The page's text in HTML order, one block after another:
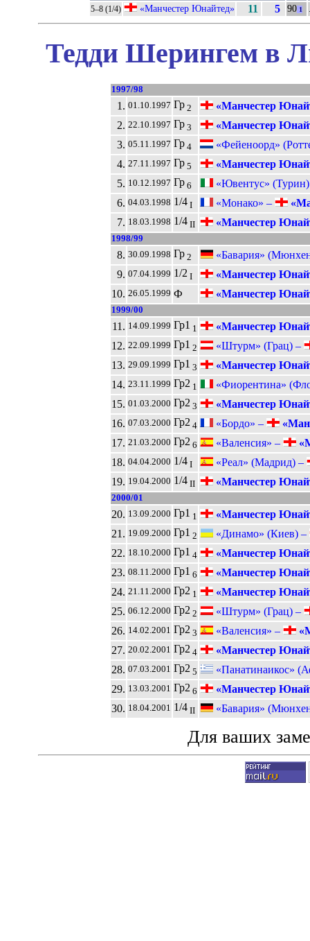
5–8 (1/4) «Манчестер Юнайтед» 11 5 90 1
Тедди Шерингем в
1997/98
1. 01.10.1997 Гр 2
«Манчестер
2. 22.10.1997 Гр 3
«Манчестер
3. 05.11.1997 Гр 4
«Фейеноорд»
4. 27.11.1997 Гр 5
«Манчестер
5. 10.12.1997 Гр 6
«Ювентус»
6. 04.03.1998 1/4 I «Монако» –
7. 18.03.1998 1/4 II «Манчестер
1998/99
8. 30.09.1998 Гр 2
«Бавария»
9. 07.04.1999 1/2 I
«Манчестер
10. 26.05.1999 Ф «Манчестер
1999/00
11. 14.09.1999 Гр1 1
«Манчестер
12. 22.09.1999 Гр1 2
«Штурм» (Грац) –
13. 29.09.1999 Гр1 3
«Манчестер
14. 23.11.1999 Гр2 1
«Фиорентина»
15. 01.03.2000 Гр2 3
«Манчестер
16. 07.03.2000 Гр2 4 «Бордо» –
17. 21.03.2000 Гр2 6 «Валенсия» –
18. 04.04.2000 1/4 I
«Реал» (Мадрид) –
19. 19.04.2000 1/4 II «Манчестер
2000/01
20. 13.09.2000 Гр1 1
«Манчестер
21. 19.09.2000 Гр1 2
«Динамо» (Киев) –
22. 18.10.2000 Гр1 4
«Манчестер
23. 08.11.2000 Гр1 6
«Манчестер
24. 21.11.2000 Гр2 1
«Манчестер
25. 06.12.2000 Гр2 2
«Штурм» (Грац) –
26. 14.02.2001 Гр2 3 «Валенсия» –
27. 20.02.2001 Гр2 4
«Манчестер
28. 07.03.2001 Гр2 5
«Панатинаикос»
29. 13.03.2001 Гр2 6
«Манчестер
30. 18.04.2001 1/4 II «Бавария»
Для ваших